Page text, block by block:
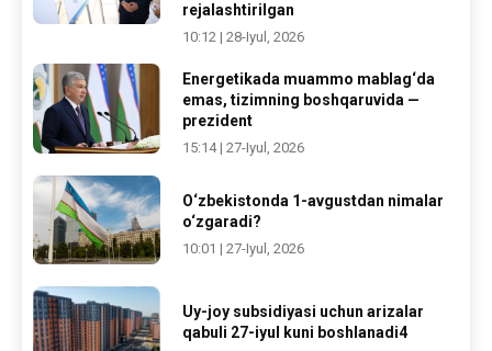
rejalashtirilgan
10:12 | 28-Iyul, 2026
Energetikada muammo mablag‘da
emas, tizimning boshqaruvida —
prezident
15:14 | 27-Iyul, 2026
O‘zbekistonda 1-avgustdan nimalar
o‘zgaradi?
10:01 | 27-Iyul, 2026
Uy-joy subsidiyasi uchun arizalar
qabuli 27-iyul kuni boshlanadi4